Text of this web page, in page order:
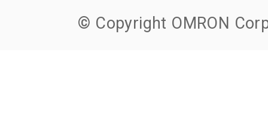
© Copyright OMRON